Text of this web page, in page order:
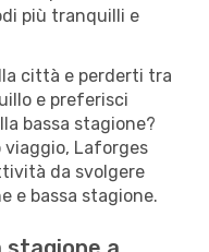
più tranquilli e
città e perderti tra
e preferisci
bassa stagione?
viaggio, Laforges
da svolgere
e bassa stagione.